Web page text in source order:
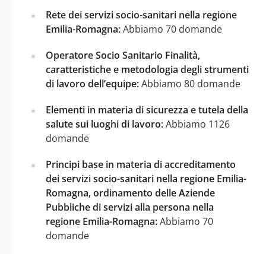
Rete dei servizi socio-sanitari nella regione
Emilia-Romagna:Abbiamo 70 domande
Operatore Socio Sanitario Finalità,
caratteristiche e metodologia degli strumenti
di lavoro dell’equipe:Abbiamo 80 domande
Elementi in materia di sicurezza e tutela della
salute sui luoghi di lavoro:Abbiamo 1126
domande
Principi base in materia di accreditamento
dei servizi socio-sanitari nella regione Emilia-
Romagna, ordinamento delle Aziende
Pubbliche di servizi alla persona nella
regione Emilia-Romagna:Abbiamo 70
domande